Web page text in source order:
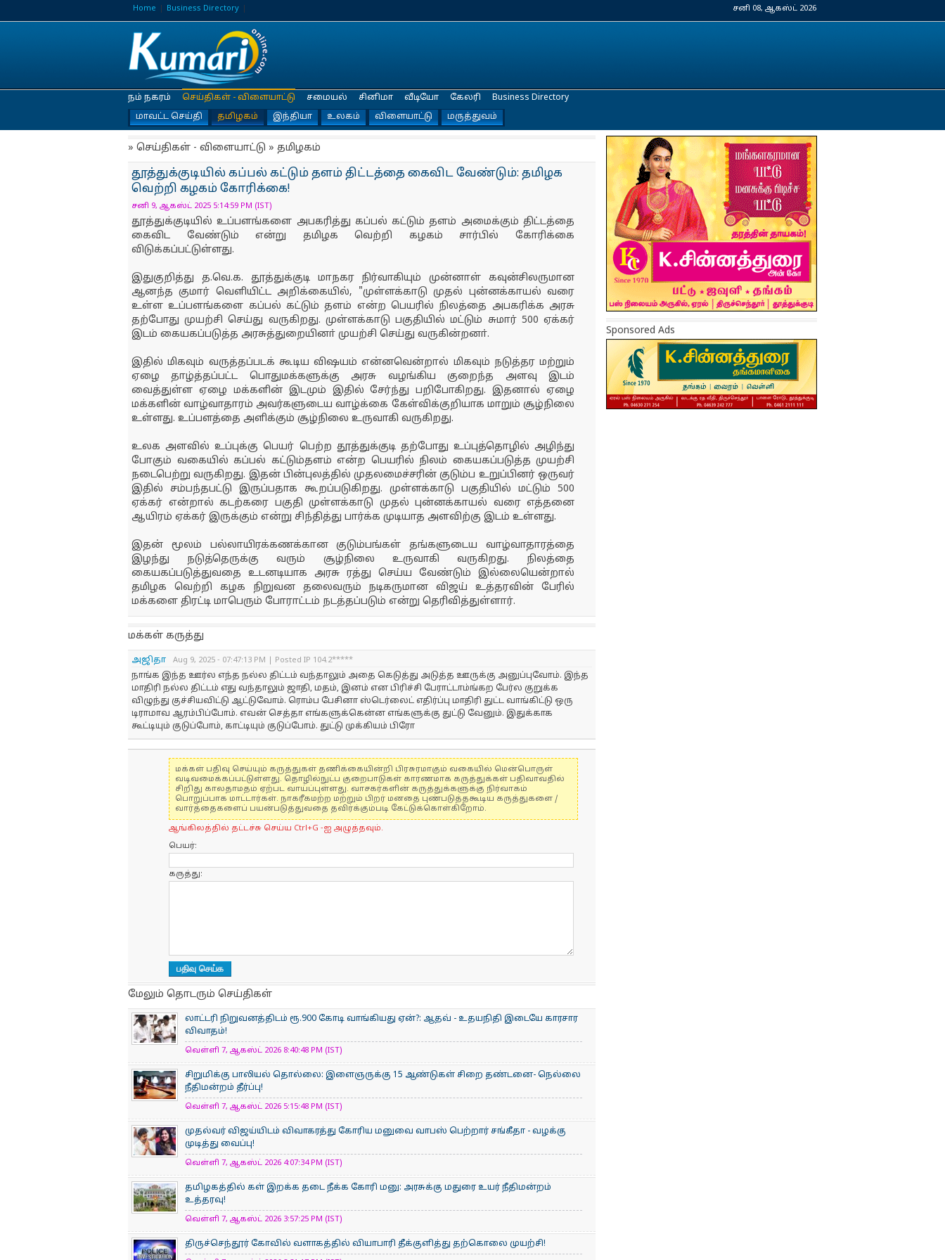
Home Business Directory சனி 08, ஆகஸ்ட் 2026
நம் நகரம்
செய்திகள் - விளையாட்டு
மாவட்ட செய்தி
தமிழகம் இந்தியா உலகம் விளையாட்டு மருத்துவம்
சமையல் சினிமா வீடியோ கேலரி Business Directory
» செய்திகள் - விளையாட்டு » தமிழகம்
தூத்துக்குடியில் கப்பல் கட்டும் தளம் திட்டத்தை கைவிட வேண்டும்: தமிழக
வெற்றி கழகம் கோரிக்கை!
சனி 9, ஆகஸ்ட் 2025 5:14:59 PM (IST)
தூத்துக்குடியில் உப்பளங்களை அபகரித்து கப்பல் கட்டும் தளம் அமைக்கும் திட்டத்தை
கைவிட வேண்டும் என்று தமிழக வெற்றி கழகம் சார்பில் கோரிக்கை
விடுக்கப்பட்டுள்ளது.
இதுகுறித்து த.வெ.க. தூத்துக்குடி மாநகர நிர்வாகியும் முன்னாள் கவுன்சிலருமான
ஆனந்த குமார் வெளியிட்ட அறிக்கையில், "முள்ளக்காடு முதல் புன்னக்காயல் வரை
உள்ள உப்பளங்களை கப்பல் கட்டும் தளம் என்ற பெயரில் நிலத்தை அபகரிக்க அரசு
தற்போது முயற்சி செய்து வருகிறது. முள்ளக்காடு பகுதியில் மட்டும் சுமார் 500 ஏக்கர்
இடம் கையகப்படுத்த அரசுத்துறையினா் முயற்சி செய்து வருகின்றனா்.
இதில் மிகவும் வருத்தப்படக் கூடிய விஷயம் என்னவென்றால் மிகவும் நடுத்தர மற்றும்
ஏழை தாழ்த்தப்பட்ட பொதுமக்களுக்கு அரசு வழங்கிய குறைந்த அளவு இடம்
வைத்துள்ள ஏழை மக்களின் இடமும் இதில் சேர்ந்து பறிபோகிறது. இதனால் ஏழை
மக்களின் வாழ்வாதாரம் அவர்களுடைய வாழ்க்கை கேள்விக்குறியாக மாறும் சூழ்நிலை
உள்ளது. உப்பளத்தை அளிக்கும் சூழ்நிலை உருவாகி வருகிறது.
உலக அளவில் உப்புக்கு பெயர் பெற்ற தூத்துக்குடி தற்போது உப்புத்தொழில் அழிந்து
போகும் வகையில் கப்பல் கட்டும்தளம் என்ற பெயரில் நிலம் கையகப்படுத்த முயற்சி
நடைபெற்று வருகிறது. இதன் பின்புலத்தில் முதலமைச்சரின் குடும்ப உறுப்பினர் ஒருவர்
இதில் சம்பந்தபட்டு இருப்பதாக கூறப்படுகிறது. முள்ளக்காடு பகுதியில் மட்டும் 500
ஏக்கர் என்றால் கடற்கரை பகுதி முள்ளக்காடு முதல் புன்னக்காயல் வரை எத்தனை
ஆயிரம் ஏக்கர் இருக்கும் என்று சிந்தித்து பார்க்க முடியாத அளவிற்கு இடம் உள்ளது.
இதன் மூலம் பல்லாயிரக்கணக்கான குடும்பங்கள் தங்களுடைய வாழ்வாதாரத்தை
இழந்து நடுத்தெருக்கு வரும் சூழ்நிலை உருவாகி வருகிறது. நிலத்தை
கையகப்படுத்துவதை உடனடியாக அரசு ரத்து செய்ய வேண்டும் இல்லையென்றால்
தமிழக வெற்றி கழக நிறுவன தலைவரும் நடிகருமான விஜய் உத்தரவின் பேரில்
மக்களை திரட்டி மாபெரும் போராட்டம் நடத்தப்படும் என்று தெரிவித்துள்ளார்.
மக்கள் கருத்து
அஜிதா
Aug 9, 2025 - 07:47:13 PM | Posted IP 104.2*****
நாங்க இந்த ஊர்ல எந்த நல்ல திட்டம் வந்தாலும் அதை கெடுத்து அடுத்த ஊருக்கு அனுப்புவோம். இந்த
மாதிரி நல்ல திட்டம் எது வந்தாலும் ஜாதி, மதம், இனம் என பிரிச்சி பேராட்டாம்ங்கற பேர்ல குறுக்க
விழுந்து குச்சியவிட்டு ஆட்டுவோம். ரொம்ப பேசினா ஸ்டெர்லைட் எதிர்ப்பு மாதிரி துட்ட வாங்கிட்டு ஒரு
டிராமாவ ஆரம்பிப்போம். எவன் செத்தா எங்களுக்கென்ன எங்களுக்கு துட்டு வேனும். இதுக்காக
கூட்டியும் குடுப்போம், காட்டியும் குடுப்போம். துட்டு முக்கியம் பிரோ
மக்கள் பதிவு செய்யும் கருத்துகள் தணிக்கையின்றி பிரசுரமாகும் வகையில் மென்பொருள்
வடிவமைக்கப்பட்டுள்ளது. தொழில்நுட்ப குறைபாடுகள் காரணமாக கருத்துக்கள் பதிவாவதில்
சிறிது காலதாமதம் ஏற்பட வாய்ப்புள்ளது. வாசகர்களின் கருத்துக்களுக்கு நிர்வாகம்
பொறுப்பாக மாட்டார்கள். நாகரீகமற்ற மற்றும் பிறர் மனதை புண்படுத்தகூடிய கருத்துகளை /
வார்த்தைகளைப் பயன்படுத்துவதை தவிர்க்கும்படி கேட்டுக்கொள்கிறோம்.
ஆங்கிலத்தில் தட்டச்சு செய்ய Ctrl+G -ஐ அழுத்தவும்.
பெயர்:
கருத்து:
மேலும் தொடரும் செய்திகள்
லாட்டரி நிறுவனத்திடம் ரூ.900 கோடி வாங்கியது ஏன்?: ஆதவ் - உதயநிதி இடையே காரசார
விவாதம்!
வெள்ளி 7, ஆகஸ்ட் 2026 8:40:48 PM (IST)
சிறுமிக்கு பாலியல் தொல்லை: இளைஞருக்கு 15 ஆண்டுகள் சிறை தண்டனை- நெல்லை
நீதிமன்றம் தீர்ப்பு!
வெள்ளி 7, ஆகஸ்ட் 2026 5:15:48 PM (IST)
முதல்வர் விஜய்யிடம் விவாகரத்து கோரிய மனுவை வாபஸ் பெற்றார் சங்கீதா - வழக்கு
முடித்து வைப்பு!
வெள்ளி 7, ஆகஸ்ட் 2026 4:07:34 PM (IST)
தமிழகத்தில் கள் இறக்க தடை நீக்க கோரி மனு: அரசுக்கு மதுரை உயர் நீதிமன்றம்
உத்தரவு!
வெள்ளி 7, ஆகஸ்ட் 2026 3:57:25 PM (IST)
திருச்செந்தூர் கோவில் வளாகத்தில் வியாபாரி தீக்குளித்து தற்கொலை முயற்சி!
Sponsored Ads